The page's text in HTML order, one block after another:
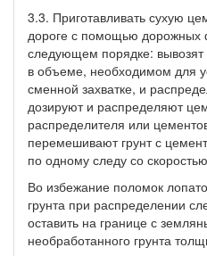
3.3. Приготавливать сухую
дороге с помощью дорожных
следующем порядке: вывозят
в объеме, необходимом для
сменной захватке, и
дозируют и распределяют
распределителя или
перемешивают грунт с
по одному следу со
Во избежание поломок
грунта при распределении
оставить на границе с
необработанного грунта